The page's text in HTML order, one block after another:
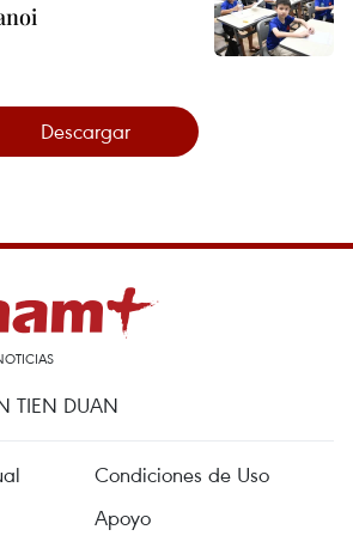
Descargar
TIEN DUAN
Condiciones de Uso
Apoyo